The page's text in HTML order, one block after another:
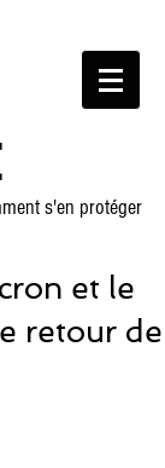
s'en protéger
et le
retour de